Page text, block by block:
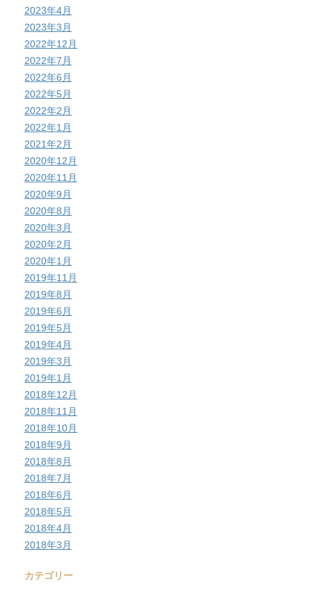
2023年4月
2023年3月
2022年12月
2022年7月
2022年6月
2022年5月
2022年2月
2022年1月
2021年2月
2020年12月
2020年11月
2020年9月
2020年8月
2020年3月
2020年2月
2020年1月
2019年11月
2019年8月
2019年6月
2019年5月
2019年4月
2019年3月
2019年1月
2018年12月
2018年11月
2018年10月
2018年9月
2018年8月
2018年7月
2018年6月
2018年5月
2018年4月
2018年3月
カテゴリー